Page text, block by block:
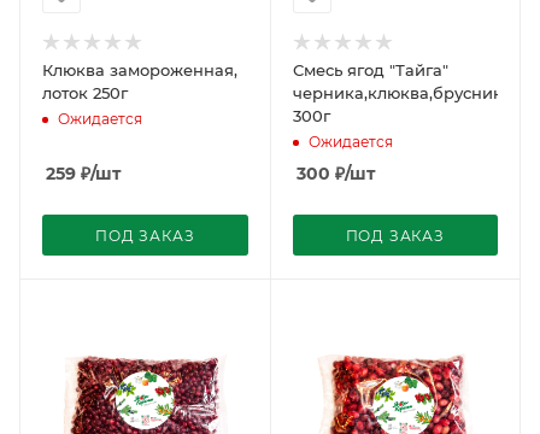
Клюква замороженная,
лоток 250г
Ожидается
259 ₽/шт
ПОД ЗАКАЗ
Смесь ягод "Тайга"
300г
Ожидается
300 ₽/шт
ПОД ЗАКАЗ